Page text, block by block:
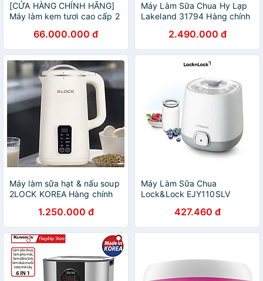
[CỬA HÀNG CHÍNH HÃNG]
Máy làm kem tươi cao cấp 2
66.000.000 đ
Máy Làm Sữa Chua Hy Lạp
Lakeland 31794 Hàng chính
2.490.000 đ
Máy làm sữa hạt & nấu soup
2LOCK KOREA Hàng chính
1.250.000 đ
Máy Làm Sữa Chua
Lock&Lock EJY110SLV
427.460 đ